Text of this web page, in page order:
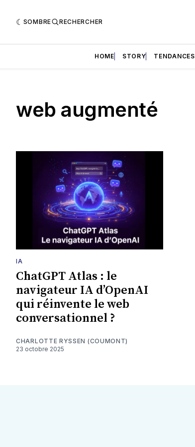
SOMBRE RECHERCHER
HOME STORY TENDANCES
web augmenté
IA
ChatGPT Atlas : le
navigateur IA d’OpenAI
qui réinvente le web
conversationnel ?
CHARLOTTE RYSSEN (COUMONT)
23 octobre 2025